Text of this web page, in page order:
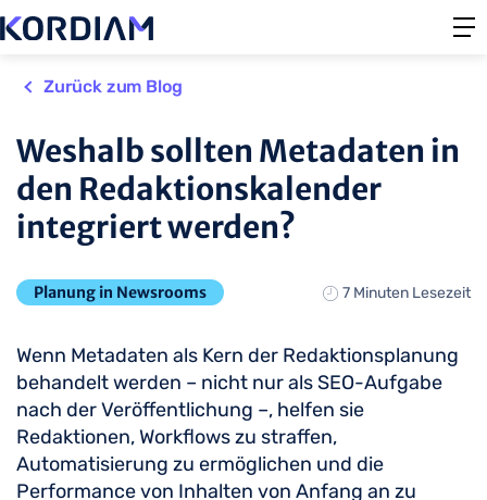
Zurück zum Blog
Weshalb sollten Metadaten in
den Redaktionskalender
integriert werden?
Planung in Newsrooms 7 Minuten Lesezeit
Wenn Metadaten als Kern der Redaktionsplanung
behandelt werden – nicht nur als SEO-Aufgabe
nach der Veröffentlichung –, helfen sie
Redaktionen, Workflows zu straffen,
Automatisierung zu ermöglichen und die
Performance von Inhalten von Anfang an zu